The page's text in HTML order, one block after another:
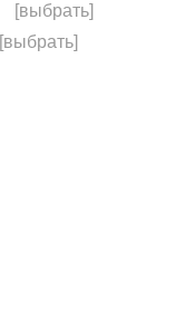
[выбрать]
[выбрать]